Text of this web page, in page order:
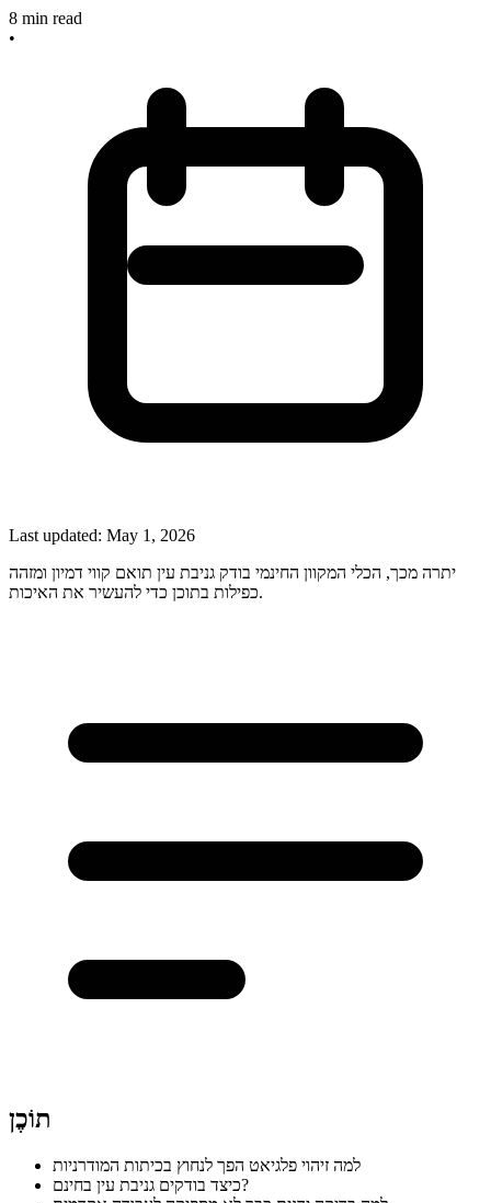
8 min read
•
Last updated: May 1, 2026
יתרה מכך, הכלי המקוון החינמי בודק גניבת עין תואם קווי דמיון ומזהה
כפילות בתוכן כדי להעשיר את האיכות.
תוֹכֶן
למה זיהוי פלגיאט הפך לנחוץ בכיתות המודרניות
כיצד בודקים גניבת עין בחינם?